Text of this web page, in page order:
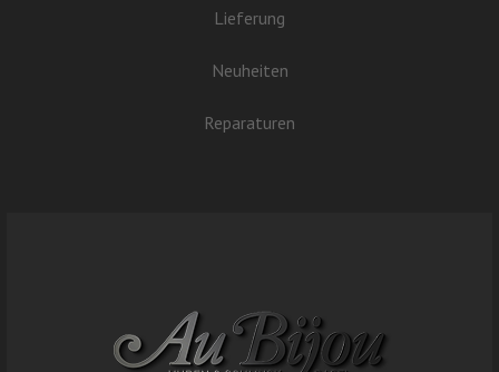
Lieferung
Neuheiten
Reparaturen